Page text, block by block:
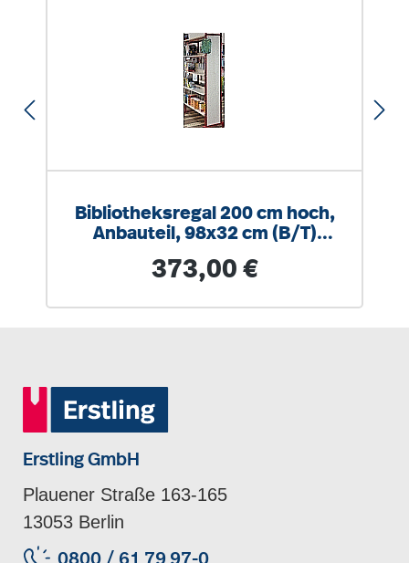
Bibliotheksregal 200 cm hoch,
Anbauteil, 98x32 cm (B/T)
Regulärer Preis:
373,00 €
Erstling GmbH
Plauener Straße 163-165
13053 Berlin
0800 / 61 79 97-0